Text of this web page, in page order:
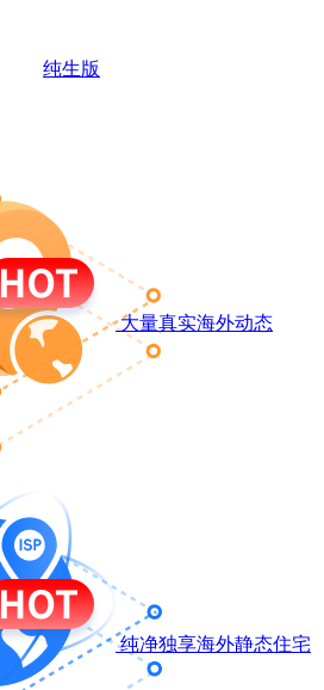
纯生版
大量真实海外动态
纯净独享海外静态住宅